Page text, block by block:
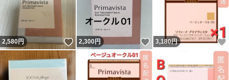
2,580円 いいね！
2,300円 いいね！
3,180円